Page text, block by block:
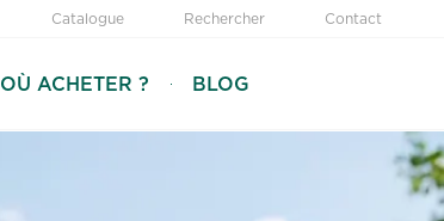
Catalogue Rechercher Contact
OÙ ACHETER ? BLOG